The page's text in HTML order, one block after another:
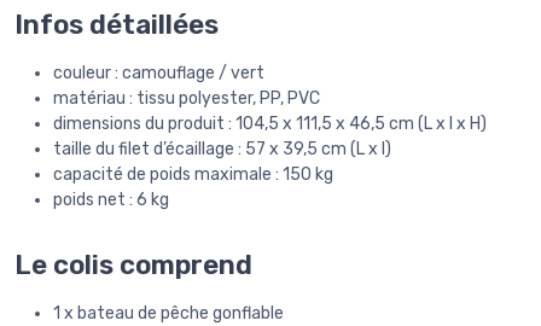
Infos détaillées
couleur : camouflage / vert
matériau : tissu polyester, PP, PVC
dimensions du produit : 104,5 x 111,5 x 46,5 cm (L x l x H)
taille du filet d’écaillage : 57 x 39,5 cm (L x l)
capacité de poids maximale : 150 kg
poids net : 6 kg
Le colis comprend
1 x bateau de pêche gonflable